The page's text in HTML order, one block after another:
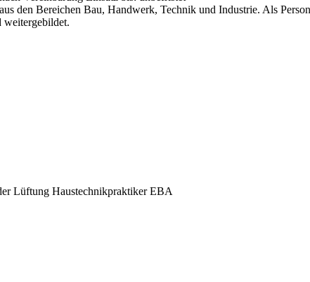
den Bereichen Bau, Handwerk, Technik und Industrie. Als
weitergebildet.
Lüftung Haustechnikpraktiker EBA